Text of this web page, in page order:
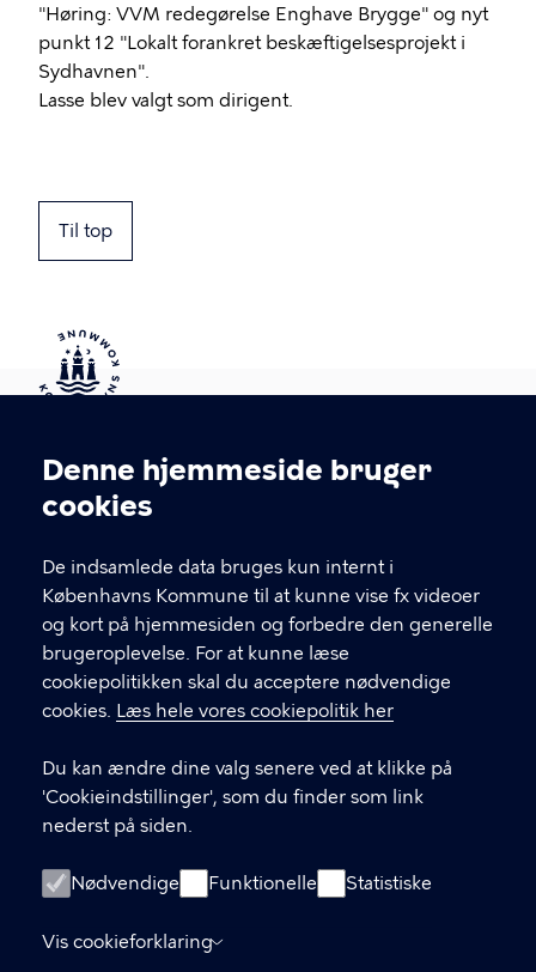
Cookieindstillinger
Denne hjemmeside bruger
cookies
De indsamlede data bruges kun internt i
Københavns Kommune til at kunne vise fx videoer
og kort på hjemmesiden og forbedre den generelle
brugeroplevelse. For at kunne læse
cookiepolitikken skal du acceptere nødvendige
cookies. Læs hele vores cookiepolitik her
Du kan ændre dine valg senere ved at klikke på
'Cookieindstillinger', som du finder som link
nederst på siden.
Nødvendige Funktionelle Statistiske
Vis cookieforklaring
"Høring: VVM redegørelse Enghave Brygge" og nyt
punkt 12 "Lokalt forankret beskæftigelsesprojekt i
Sydhavnen".
Lasse blev valgt som dirigent.
Til top
Kontakt Københavns Kommune
T
fFind andre kontakter her
CVR-nummer64942212
GENVEJE
Digital Post
Databeskyttelse
Tilgængelighedserklæring
Om hjemmesiden